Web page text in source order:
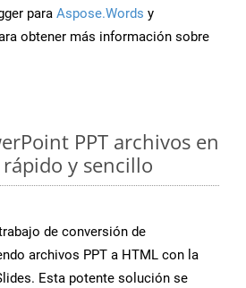
para Aspose.Words y
obtener más información sobre
PPT archivos en
y sencillo
de conversión de
archivos PPT a HTML con la
Esta potente solución se